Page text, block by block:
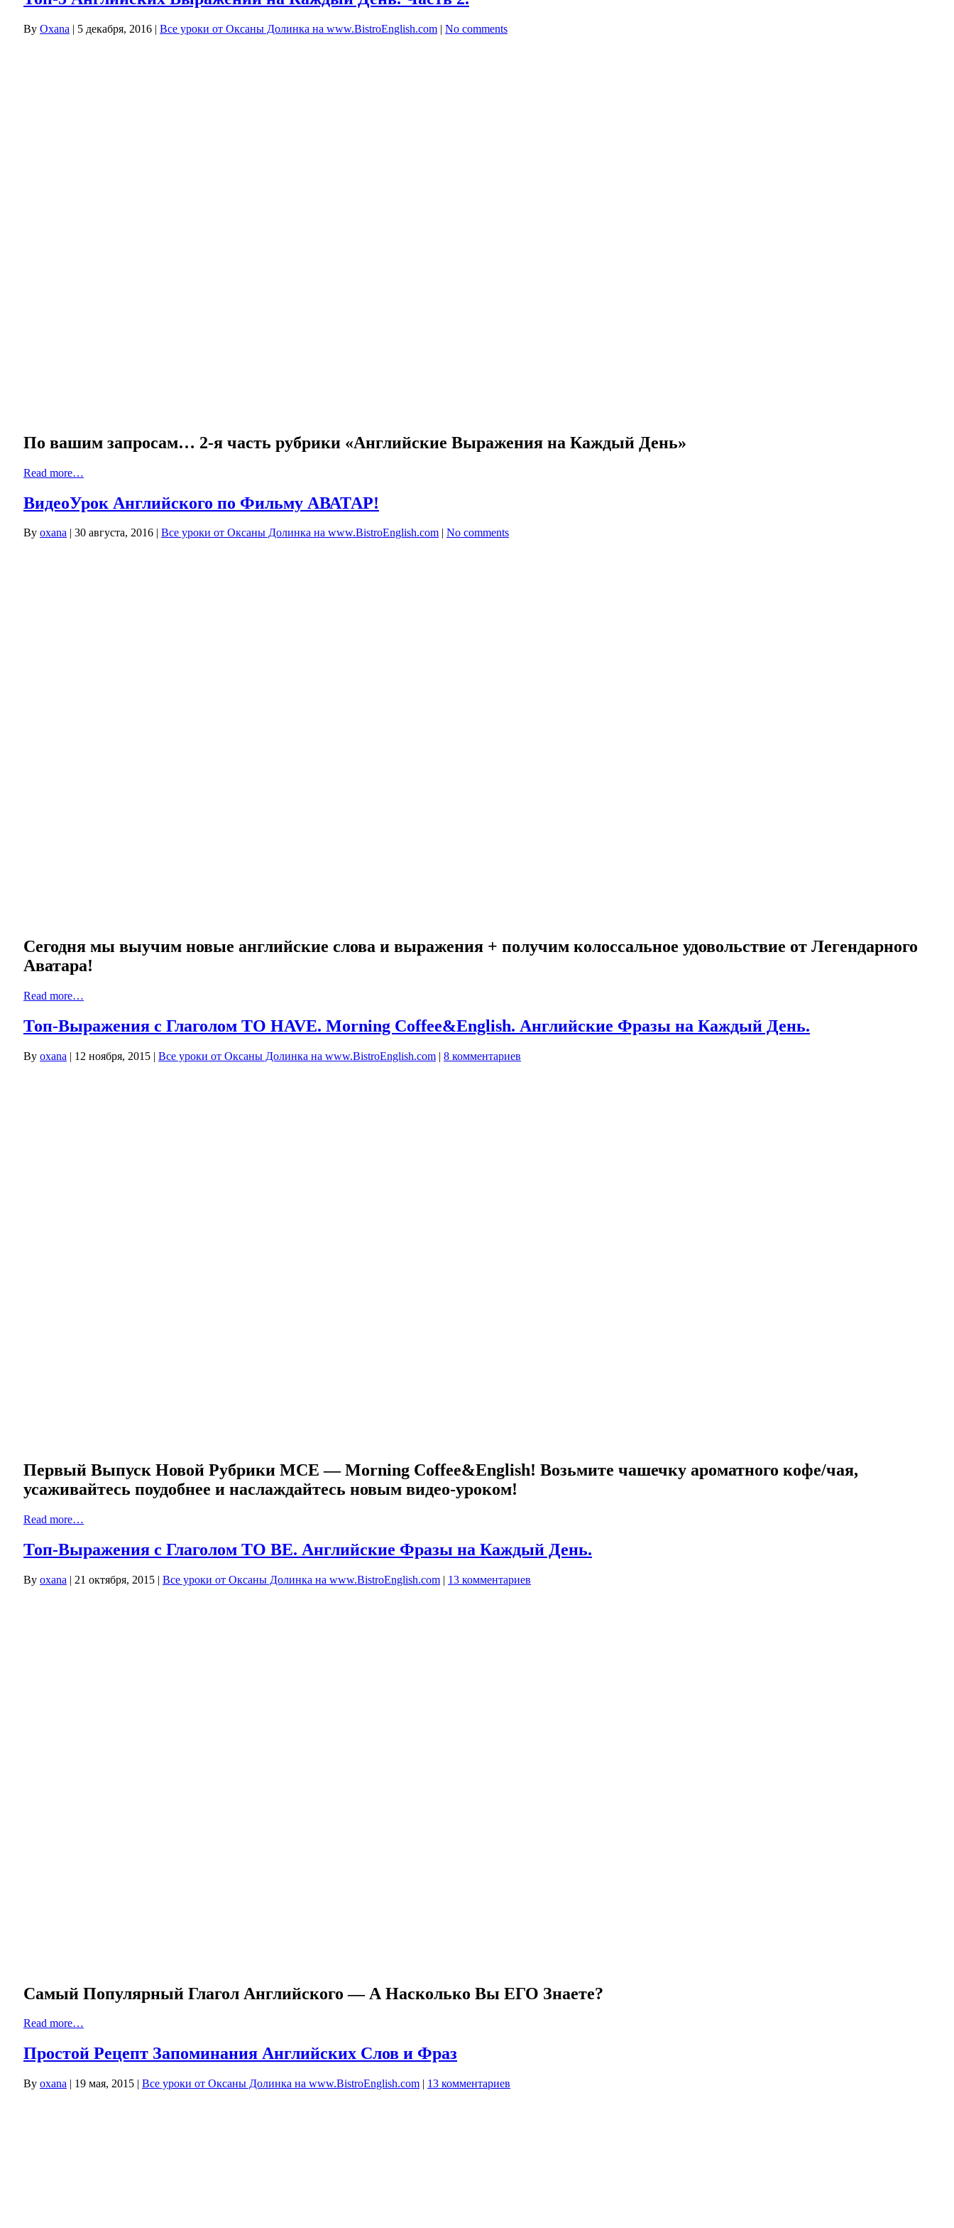
By Oxana | 5 декабря, 2016 | Все уроки от Оксаны Долинка на www.BistroEnglish.com | No comments
По вашим запросам… 2-я часть рубрики «Английские Выражения на Каждый День»
Read more…
ВидеоУрок Английского по Фильму АВАТАР!
By oxana | 30 августа, 2016 | Все уроки от Оксаны Долинка на www.BistroEnglish.com | No comments
Сегодня мы выучим новые английские слова и выражения + получим колоссальное удовольствие от Легендарного
Аватара!
Read more…
Топ-Выражения с Глаголом TO HAVE. Morning Coffee&English. Английские Фразы на Каждый День.
By oxana | 12 ноября, 2015 | Все уроки от Оксаны Долинка на www.BistroEnglish.com | 8 комментариев
Первый Выпуск Новой Рубрики MCE — Morning Coffee&English! Возьмите чашечку ароматного кофе/чая,
усаживайтесь поудобнее и наслаждайтесь новым видео-уроком!
Read more…
Топ-Выражения с Глаголом TO BE. Английские Фразы на Каждый День.
By oxana | 21 октября, 2015 | Все уроки от Оксаны Долинка на www.BistroEnglish.com | 13 комментариев
Самый Популярный Глагол Английского — А Насколько Вы ЕГО Знаете?
Read more…
Простой Рецепт Запоминания Английских Слов и Фраз
By oxana | 19 мая, 2015 | Все уроки от Оксаны Долинка на www.BistroEnglish.com | 13 комментариев